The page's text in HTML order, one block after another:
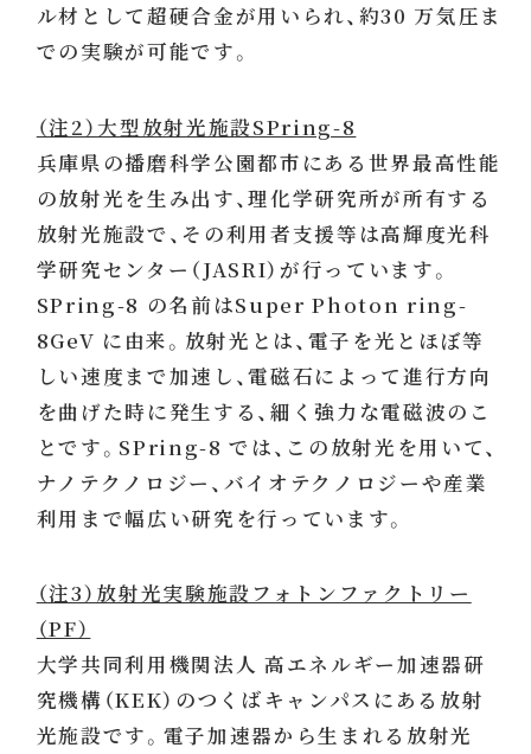
ル材として超硬合金が用いられ、約30 万気圧ま
での実験が可能です。
（注2）大型放射光施設SPring-8
兵庫県の播磨科学公園都市にある世界最高性能
の放射光を生み出す、理化学研究所が所有する
放射光施設で、その利用者支援等は高輝度光科
学研究センター（JASRI）が行っています。
SPring-8 の名前はSuper Photon ring-
8GeV に由来。放射光とは、電子を光とほぼ等
しい速度まで加速し、電磁石によって進行方向
を曲げた時に発生する、細く強力な電磁波のこ
とです。SPring-8 では、この放射光を用いて、
ナノテクノロジー、バイオテクノロジーや産業
利用まで幅広い研究を行っています。
（注3）放射光実験施設フォトンファクトリー
（PF）
大学共同利用機関法人 高エネルギー加速器研
究機構（KEK）のつくばキャンパスにある放射
光施設です。電子加速器から生まれる放射光